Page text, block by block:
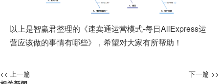
以上是智赢君整理的《速卖通运营模式-每日AliExpress运
营应该做的事情有哪些》，希望对大家有所帮助！
<< 上一篇
下一篇 >>